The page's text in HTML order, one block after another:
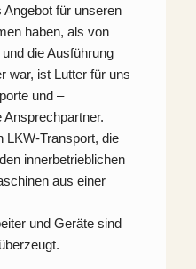
für unseren
haben, als von
die Ausführung
war, ist Lutter für uns
und –
LKW-Transport, die
innerbetrieblichen
aus einer
und Geräte sind